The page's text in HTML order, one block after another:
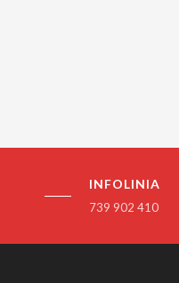
INFOLINIA
739 902 410